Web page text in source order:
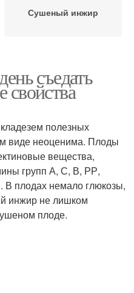
Сушеный инжир
съедать
полезных
виде неоценима. Плоды
вещества,
групп А, С, В, РР,
плодах немало глюкозы,
инжир не лишком
плоде.